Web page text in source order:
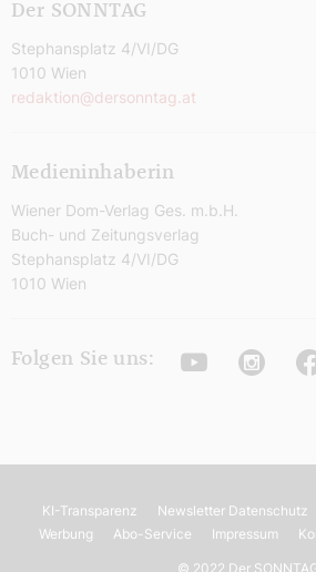
Der SONNTAG
Stephansplatz 4/VI/DG
1010 Wien
redaktion@dersonntag.at
Medieninhaberin
Wiener Dom-Verlag Ges. m.b.H.
Buch- und Zeitungsverlag
Stephansplatz 4/VI/DG
1010 Wien
Folgen Sie uns: Youtube
KI-Transparenz Newsletter Datenschutz
Werbung
Abo-Service Impressum
© 2022 Der